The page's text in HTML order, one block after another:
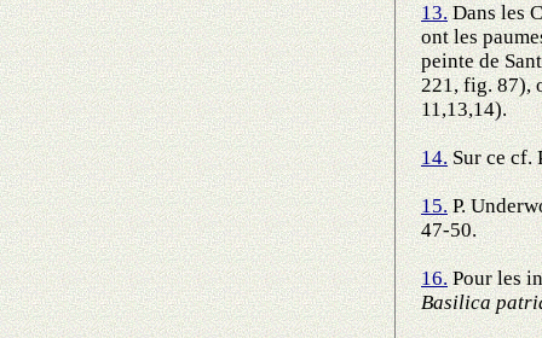
13.Dans les
ont les
peinte de
221, fig. 87),
11,13,14).
14.Sur ce cf.
15.P.
47-50.
16.Pour les
Basilica